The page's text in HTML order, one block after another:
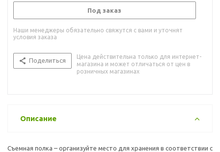
Под заказ
Наши менеджеры обязательно свяжутся с вами и уточнят
условия заказа
Поделиться
Цена действительна только для интернет-
магазина и может отличаться от цен в
розничных магазинах
Описание
Съемная полка – организуйте место для хранения в соответствии с